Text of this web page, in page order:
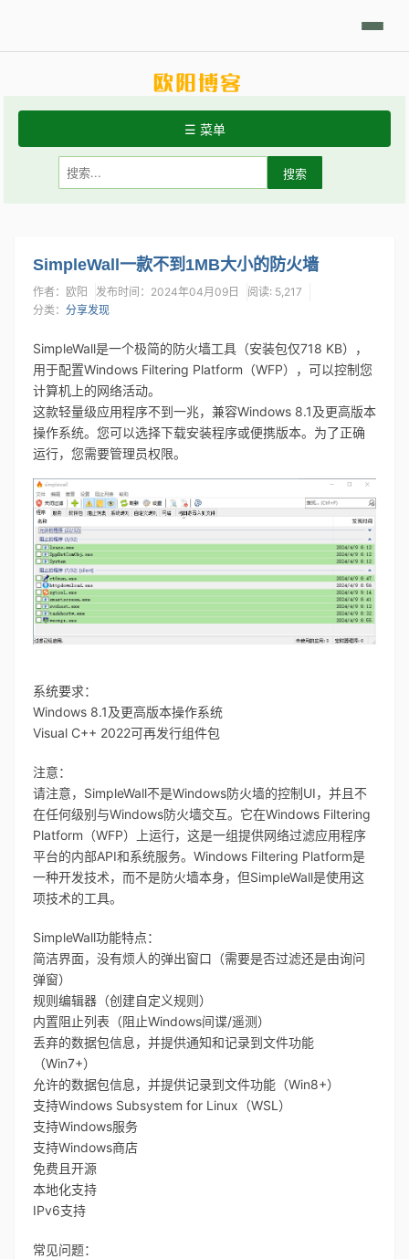
日积月累Linux摘要技术相关学习笔记代码开发分享发现
☰ 菜单
常用Linux命令
Git手册
SimpleWall一款不到1MB大小的防火墙
作者：欧阳 发布时间：2024年04月09日
阅读: 5,217
分类： 分享发现
SimpleWall是一个极简的防火墙工具（安装包仅718 KB），
用于配置Windows Filtering Platform（WFP），可以控制您
计算机上的网络活动。
这款轻量级应用程序不到一兆，兼容Windows 8.1及更高版本
操作系统。您可以选择下载安装程序或便携版本。为了正确
运行，您需要管理员权限。
系统要求：
Windows 8.1及更高版本操作系统
Visual C++ 2022可再发行组件包
注意：
请注意，SimpleWall不是Windows防火墙的控制UI，并且不
在任何级别与Windows防火墙交互。它在Windows Filtering
Platform（WFP）上运行，这是一组提供网络过滤应用程序
平台的内部API和系统服务。Windows Filtering Platform是
一种开发技术，而不是防火墙本身，但SimpleWall是使用这
项技术的工具。
SimpleWall功能特点：
简洁界面，没有烦人的弹出窗口（需要是否过滤还是由询问
弹窗）
规则编辑器（创建自定义规则）
内置阻止列表（阻止Windows间谍/遥测）
丢弃的数据包信息，并提供通知和记录到文件功能
（Win7+）
允许的数据包信息，并提供记录到文件功能（Win8+）
支持Windows Subsystem for Linux（WSL）
支持Windows服务
支持Windows商店
免费且开源
本地化支持
IPv6支持
常见问题：